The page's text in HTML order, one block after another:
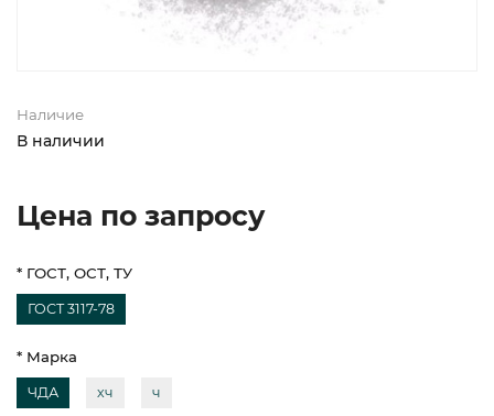
Наличие
В наличии
Цена по запросу
* ГОСТ, ОСТ, ТУ
ГОСТ 3117-78
* Марка
ЧДА хч ч